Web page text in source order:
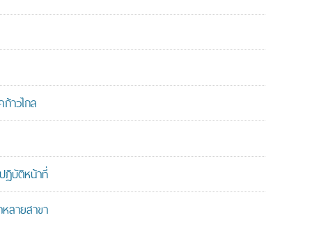
าวไกล
ฏิบัติหน้าที่
ลายสาขา